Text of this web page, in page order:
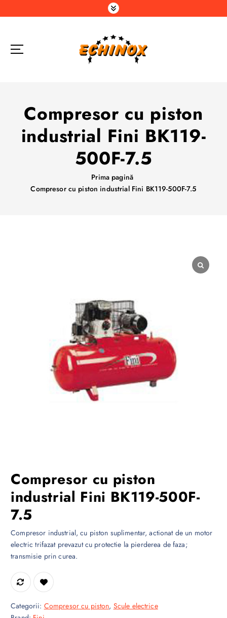
a
Compresor cu piston
industrial Fini BK119-
500F-7.5
Prima pagină
Compresor cu piston industrial Fini BK119-500F-7.5
Compresor cu piston
industrial Fini BK119-500F-
7.5
Compresor industrial, cu piston suplimentar, actionat de un motor
electric trifazat prevazut cu protectie la pierderea de faza;
transmisie prin curea.
Categorii: Compresor cu piston, Scule electrice